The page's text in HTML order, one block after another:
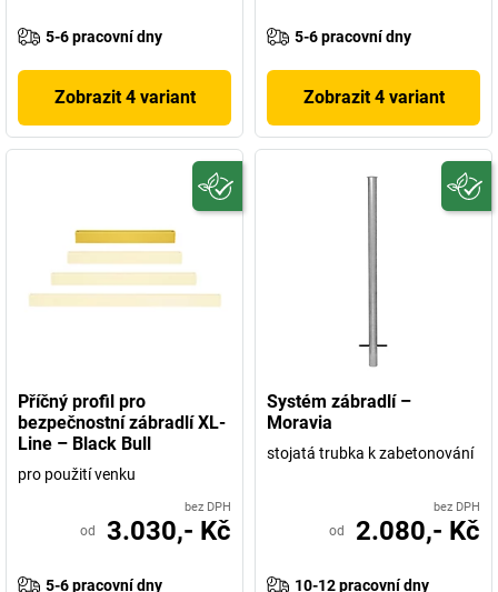
5-6 pracovní dny
Zobrazit 4 variant
5-6 pracovní dny
Zobrazit 4 variant
Příčný profil pro
bezpečnostní zábradlí XL-
Line – Black Bull
pro použití venku
bez DPH
od 3.030,- Kč
5-6 pracovní dny
Systém zábradlí –
Moravia
stojatá trubka k zabetonování
bez DPH
od 2.080,- Kč
10-12 pracovní dny